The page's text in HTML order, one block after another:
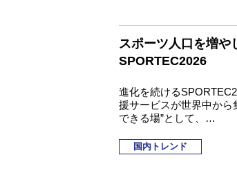
スポーツ人口を増や
SPORTEC2026
進化を続ける
援サービスが世界中から
できる場”として、…
国内トレンド